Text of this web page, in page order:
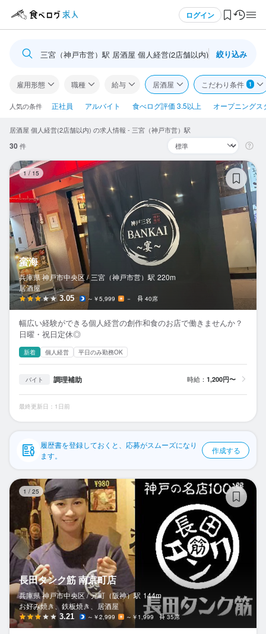
ログイン
ログイン・無料会員登録
食べログ求人TOP
求人検索
閲覧履歴
気になる求人
検索履歴・保存した条件
応募履歴
WEB履歴書
スカウト・メルマガ受信設定
ヘルプ・お問い合わせフォーム
掲載をご検討の店舗様へ
食べログ求人PRESS
プライバシーポリシー
利用規約
三宮（神戸市営）駅 居酒屋 個人経営(2店舗以内) 絞り込み
雇用形態 職種 給与 居酒屋 こだわり条件 1
人気の条件 正社員 アルバイト 食べログ評価 3.5以上 オープニングス
居酒屋 個人経営(2店舗以内) の求人情報 - 三宮（神戸市営）駅
30件
1 / 15
蛮海
兵庫県 神戸市中央区 / 三宮（神戸市営） 駅 220m
居酒屋
3.05 ～￥5,999 － 40席
幅広い経験ができる個人経営の創作和食のお店で働きませんか？
日曜・祝日定休◎
新着 個人経営 平日のみ勤務OK
バイト 調理補助 時給： 1,200円〜
最終更新日：1日前
履歴書を登録しておくと、応募がスムーズになり
ます。
作成する
1 / 25
長田タンク筋 南京町店
兵庫県 神戸市中央区 / 元町（阪神）駅 144m
お好み焼き、鉄板焼き、居酒屋
3.21 ～￥2,999 ～￥1,999 35席